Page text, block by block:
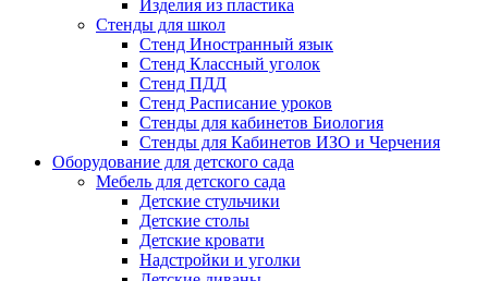
Изделия из пластика
Стенды для школ
Стенд Иностранный язык
Стенд Классный уголок
Стенд ПДД
Стенд Расписание уроков
Стенды для кабинетов Биология
Стенды для Кабинетов ИЗО и Черчения
Оборудование для детского сада
Мебель для детского сада
Детские стульчики
Детские столы
Детские кровати
Надстройки и уголки